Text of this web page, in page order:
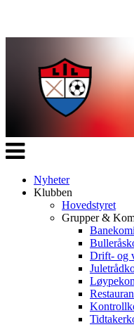
Veksle
navigasjon
Nyheter
Klubben
Hovedstyret
Grupper &
Drift- og